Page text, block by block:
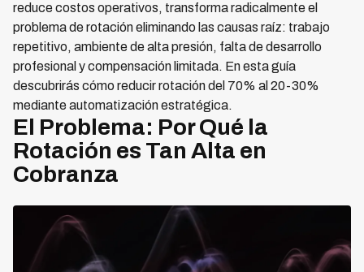
reduce costos operativos, transforma radicalmente el
problema de rotación eliminando las causas raíz: trabajo
repetitivo, ambiente de alta presión, falta de desarrollo
profesional y compensación limitada. En esta guía
descubrirás cómo reducir rotación del 70% al 20-30%
mediante automatización estratégica.
El Problema: Por Qué la
Rotación es Tan Alta en
Cobranza